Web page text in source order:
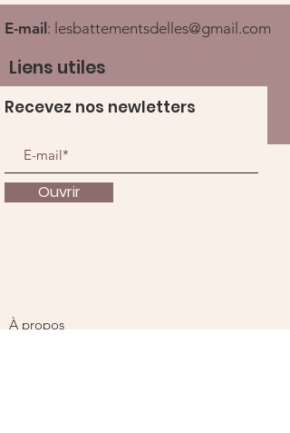
E-mail : lesbattementsdelles@gmail.com
Liens utiles
À propos
Recevez nos newletters
Ouvrir